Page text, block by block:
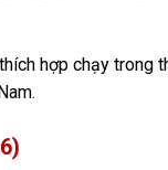
hợp chạy